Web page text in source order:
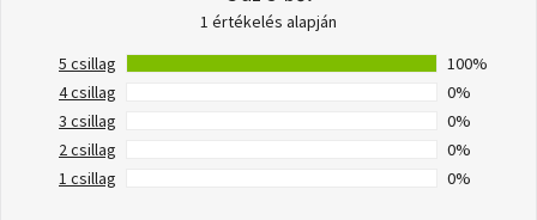
1 értékelés alapján
5 csillag
100%
4 csillag
0%
3 csillag
0%
2 csillag
0%
1 csillag
0%